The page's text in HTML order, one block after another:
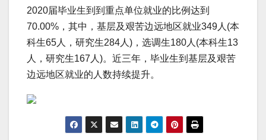
2020届毕业生到到重点单位就业的比例达到
70.00%，其中，基层及艰苦边远地区就业349人(本
科生65人，研究生284人)，选调生180人(本科生13
人，研究生167人)。近三年，毕业生到基层及艰苦
边远地区就业的人数持续提升。